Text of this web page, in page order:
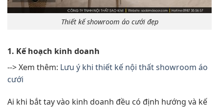
Thiết kế showroom áo cưới đẹp
1. Kế hoạch kinh doanh
--> Xem thêm: Lưu ý khi thiết kế nội thất showroom áo
cưới
Ai khi bắt tay vào kinh doanh đều có định hướng và kế